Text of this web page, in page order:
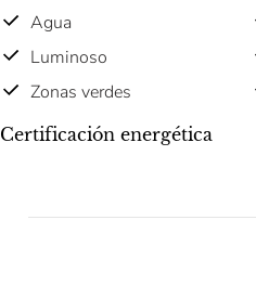
Agua
Luminoso
Zonas verdes
Certificación energética